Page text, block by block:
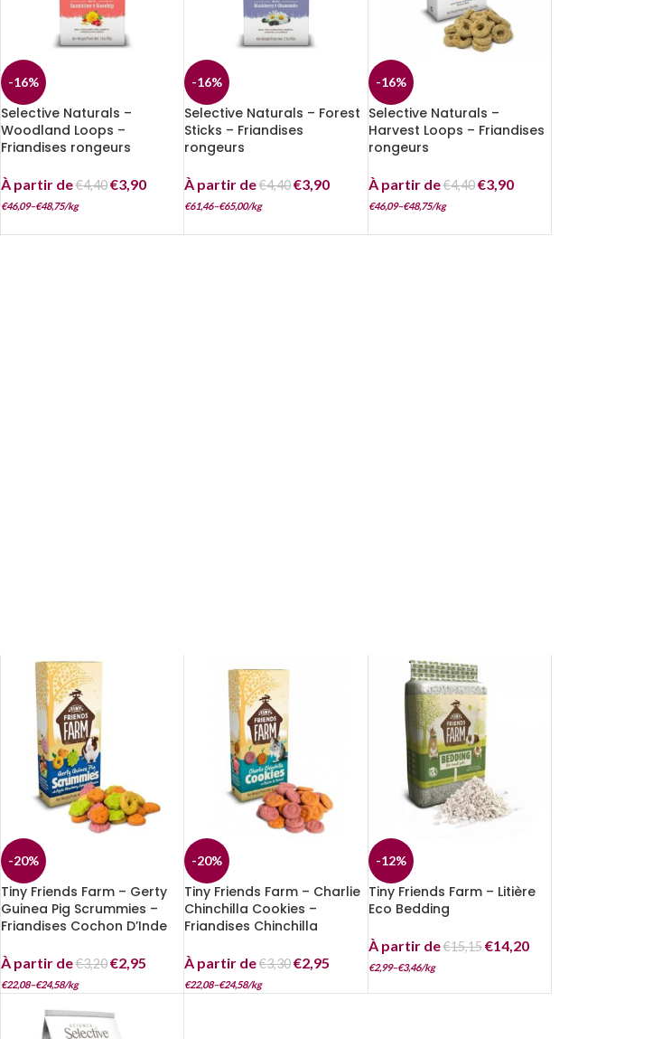
-16%
Selective Naturals –
Woodland Loops –
Friandises rongeurs
À partir de€4,40 €3,90
€46,09–€48,75/kg
-16%
Selective Naturals – Forest
Sticks – Friandises
rongeurs
À partir de€4,40€3,90
€61,46–€65,00/kg
-16%
Selective Naturals –
Harvest Loops – Friandises
rongeurs
À partir de€4,40 €3,90
€46,09–€48,75/kg
-20%
Tiny Friends Farm – Gerty
Guinea Pig Scrummies –
Friandises Cochon D’Inde
À partir de€3,20 €2,95
€22,08–€24,58/kg
-20%
Tiny Friends Farm – Charlie
Chinchilla Cookies –
Friandises Chinchilla
À partir de€3,30€2,95
€22,08–€24,58/kg
-12%
Tiny Friends Farm – Litière
Eco Bedding
À partir de€15,15 €14,20
€2,99–€3,46/kg